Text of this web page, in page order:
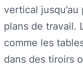
vertical
plans de travail.
comme les
dans des tiroirs